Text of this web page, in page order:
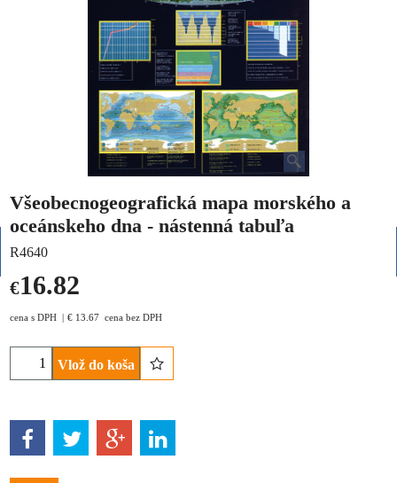
Všeobecnogeografická mapa morského a
oceánskeho dna - nástenná tabuľa
R4640
€16.82
cena s DPH € 13.67 cena bez DPH
Vlož do koša